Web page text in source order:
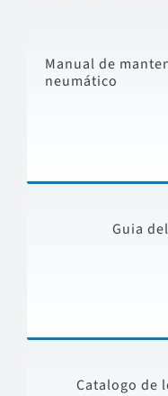
Manual de
neumático
Guia
Catalogo de